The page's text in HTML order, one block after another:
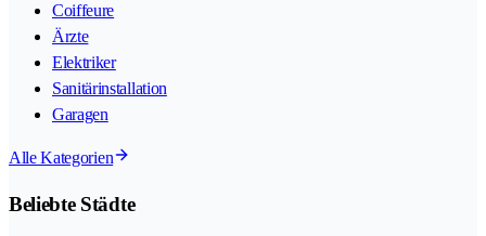
Coiffeure
Ärzte
Elektriker
Sanitärinstallation
Garagen
Alle Kategorien
Beliebte Städte